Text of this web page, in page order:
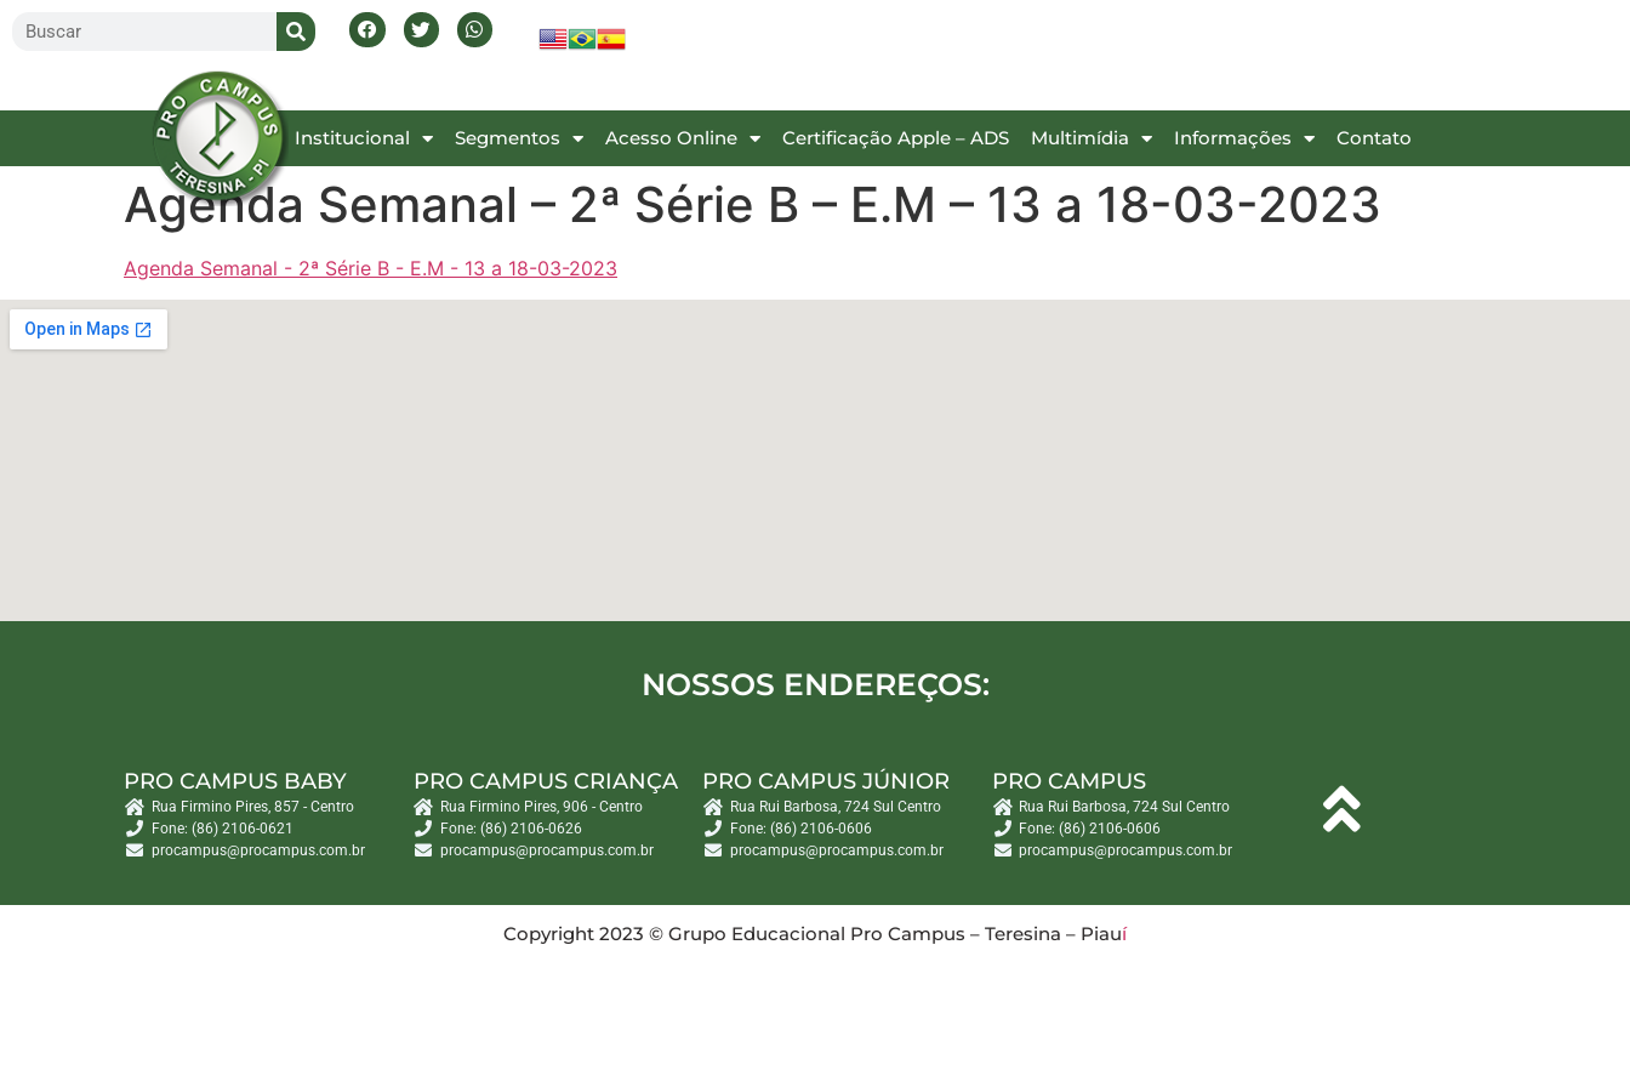
Inicial Institucional Segmentos Acesso Online Certificação Apple – ADS Multimídia Informações Contato
Agenda Semanal – 2ª Série B – E.M – 13 a 18-03-2023
Agenda Semanal - 2ª Série B - E.M - 13 a 18-03-2023
NOSSOS ENDEREÇOS:
PRO CAMPUS BABY
Rua Firmino Pires, 857 - Centro
Fone: (86) 2106-0621
procampus@procampus.com.br
PRO CAMPUS CRIANÇA
Rua Firmino Pires, 906 - Centro
Fone: (86) 2106-0626
procampus@procampus.com.br
PRO CAMPUS JÚNIOR
Rua Rui Barbosa, 724 Sul Centro
Fone: (86) 2106-0606
procampus@procampus.com.br
PRO CAMPUS
Rua Rui Barbosa, 724 Sul Centro
Fone: (86) 2106-0606
procampus@procampus.com.br
Copyright 2023 © Grupo Educacional Pro Campus – Teresina – Piauí